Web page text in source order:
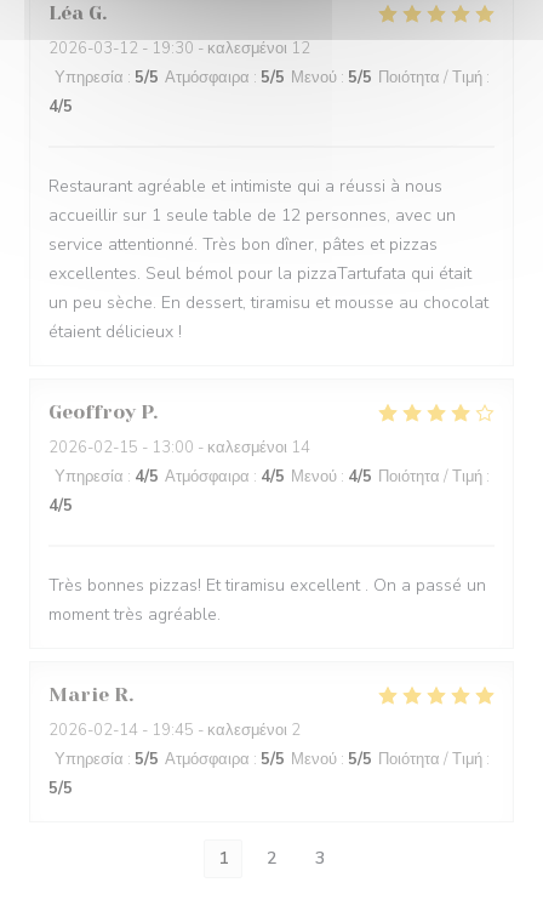
Léa G
2026-03-12 - 19:30 - καλεσμένοι 12
Υπηρεσία : 5/5 Ατμόσφαιρα : 5/5 Μενού : 5/5 Ποιότητα / Τιμή :
4/5
Restaurant agréable et intimiste qui a réussi à nous
accueillir sur 1 seule table de 12 personnes, avec un
service attentionné. Très bon dîner, pâtes et pizzas
excellentes. Seul bémol pour la pizzaTartufata qui était
un peu sèche. En dessert, tiramisu et mousse au chocolat
étaient délicieux !
Geoffroy P
2026-02-15 - 13:00 - καλεσμένοι 14
Υπηρεσία : 4/5 Ατμόσφαιρα : 4/5 Μενού : 4/5 Ποιότητα / Τιμή :
4/5
Très bonnes pizzas! Et tiramisu excellent . On a passé un
moment très agréable.
Marie R
2026-02-14 - 19:45 - καλεσμένοι 2
Υπηρεσία : 5/5 Ατμόσφαιρα : 5/5 Μενού : 5/5 Ποιότητα / Τιμή :
5/5
1 2 3